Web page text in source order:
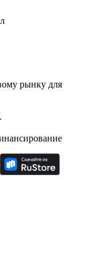
рынку для